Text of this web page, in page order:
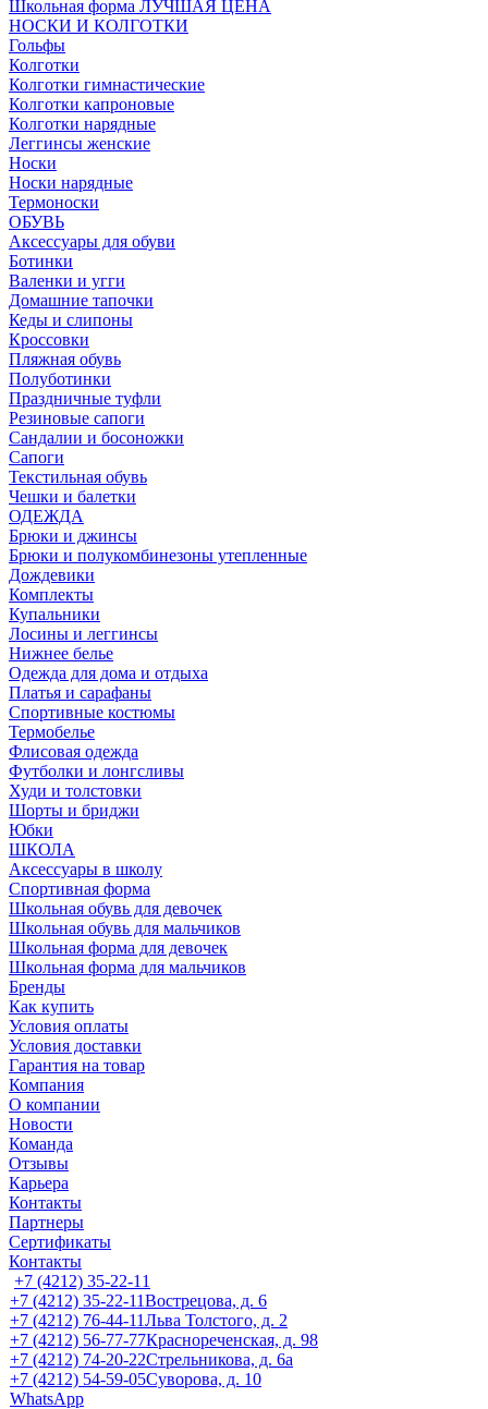
Школьная форма ЛУЧШАЯ ЦЕНА
НОСКИ И КОЛГОТКИ
Гольфы
Колготки
Колготки гимнастические
Колготки капроновые
Колготки нарядные
Леггинсы женские
Носки
Носки нарядные
Термоноски
ОБУВЬ
Аксессуары для обуви
Ботинки
Валенки и угги
Домашние тапочки
Кеды и слипоны
Кроссовки
Пляжная обувь
Полуботинки
Праздничные туфли
Резиновые сапоги
Сандалии и босоножки
Сапоги
Текстильная обувь
Чешки и балетки
ОДЕЖДА
Брюки и джинсы
Брюки и полукомбинезоны утепленные
Дождевики
Комплекты
Купальники
Лосины и леггинсы
Нижнее белье
Одежда для дома и отдыха
Платья и сарафаны
Спортивные костюмы
Термобелье
Флисовая одежда
Футболки и лонгсливы
Худи и толстовки
Шорты и бриджи
Юбки
ШКОЛА
Аксессуары в школу
Спортивная форма
Школьная обувь для девочек
Школьная обувь для мальчиков
Школьная форма для девочек
Школьная форма для мальчиков
Бренды
Как купить
Условия оплаты
Условия доставки
Гарантия на товар
Компания
О компании
Новости
Команда
Отзывы
Карьера
Контакты
Партнеры
Сертификаты
Контакты
+7 (4212) 35-22-11
+7 (4212) 35-22-11Вострецова, д. 6
+7 (4212) 76-44-11Льва Толстого, д. 2
+7 (4212) 56-77-77Краснореченская, д. 98
+7 (4212) 74-20-22Стрельникова, д. 6а
+7 (4212) 54-59-05Суворова, д. 10
WhatsApp